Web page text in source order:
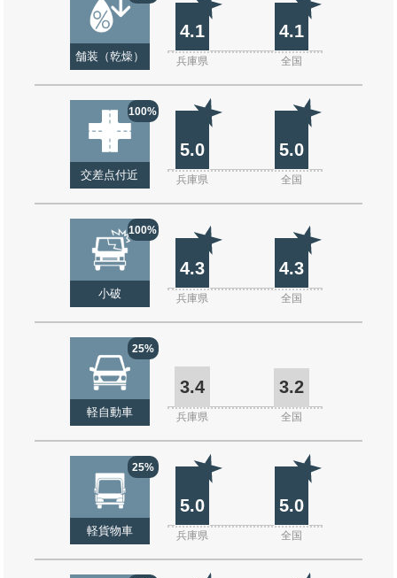
舗装（乾燥）
4.1 4.1
兵庫県 全国
100%
交差点付近
5.0 5.0
兵庫県 全国
100%
小破
4.3 4.3
兵庫県 全国
25%
軽自動車
3.4 3.2
兵庫県 全国
25%
軽貨物車
5.0 5.0
兵庫県 全国